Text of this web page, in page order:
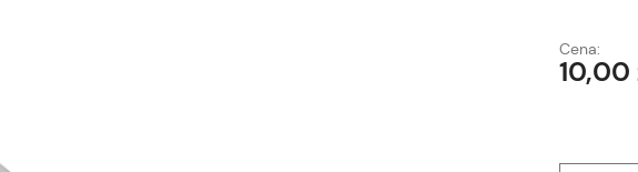
Cena:
10,00